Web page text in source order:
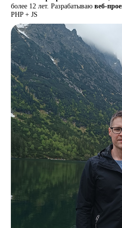
более 12 лет. Разрабатываювеб-
PHP + JS